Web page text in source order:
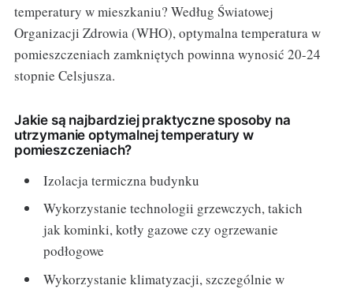
temperatury w mieszkaniu? Według Światowej
Organizacji Zdrowia (WHO), optymalna temperatura w
pomieszczeniach zamkniętych powinna wynosić 20-24
stopnie Celsjusza.
Jakie są najbardziej praktyczne sposoby na
utrzymanie optymalnej temperatury w
pomieszczeniach?
Izolacja termiczna budynku
Wykorzystanie technologii grzewczych, takich
jak kominki, kotły gazowe czy ogrzewanie
podłogowe
Wykorzystanie klimatyzacji, szczególnie w